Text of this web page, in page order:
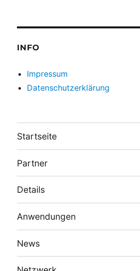
INFO
Impressum
Datenschutzerklärung
Startseite
Partner
Details
Anwendungen
News